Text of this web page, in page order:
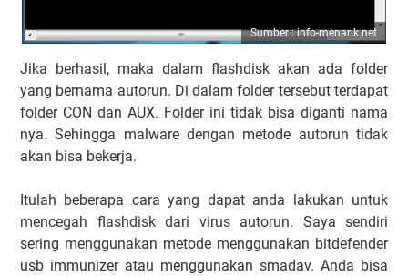
Sumber : info-menarik.net
Jika berhasil, maka dalam flashdisk akan ada folder
yang bernama autorun. Di dalam folder tersebut terdapat
folder CON dan AUX. Folder ini tidak bisa diganti nama
nya. Sehingga malware dengan metode autorun tidak
akan bisa bekerja.
Itulah beberapa cara yang dapat anda lakukan untuk
mencegah flashdisk dari virus autorun. Saya sendiri
sering menggunakan metode menggunakan bitdefender
usb immunizer atau menggunakan smadav. Anda bisa